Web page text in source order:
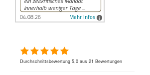
Durchschnittsbewertung 5,0 aus 21 Bewertungen